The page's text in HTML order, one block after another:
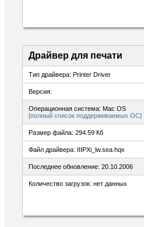
Драйвер для печати
Тип драйвера: Printer Driver
Версия:
Операционная система: Mac OS
[полный список поддерживаемых ОС]
Размер файла: 294.59 Кб
Файл драйвера: IIIPXi_lw.sea.hqx
Последнее обновление: 20.10.2006
Количество загрузок: нет данных